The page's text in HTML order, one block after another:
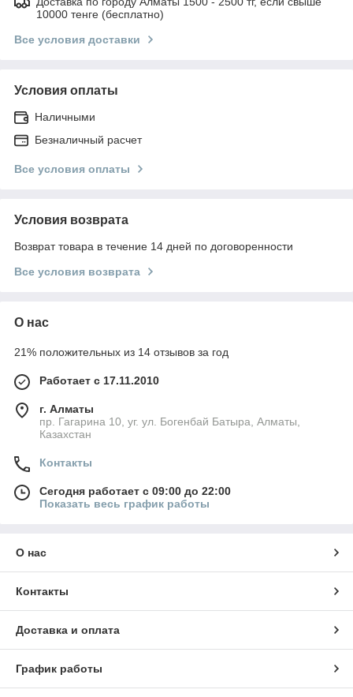
10000 тенге (бесплатно)
Все условия доставки
Условия оплаты
Наличными
Безналичный расчет
Все условия оплаты
Условия возврата
Возврат товара в течение 14 дней по договоренности
Все условия возврата
О нас
21% положительных из 14 отзывов за год
Работает с 17.11.2010
г. Алматы
пр. Гагарина 10, уг. ул. Богенбай Батыра, Алматы,
Казахстан
Контакты
Сегодня работает с 09:00 до 22:00
Показать весь график работы
О нас
Контакты
Доставка и оплата
График работы